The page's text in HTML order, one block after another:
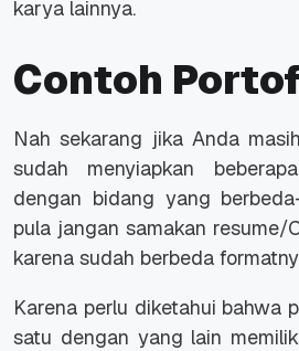
karya lainnya.
Contoh
Nah sekarang jika Anda
sudah menyiapkan
dengan bidang yang
pula jangan samakan resume/
karena sudah berbeda
Karena perlu diketahui bahwa
satu dengan yang lain